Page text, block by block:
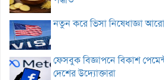
নতুন করে ভিসা নিষেধাজ্ঞা
ফেসবুক বিজ্ঞাপনে বিকাশ
দেশের উদ্যোক্তারা